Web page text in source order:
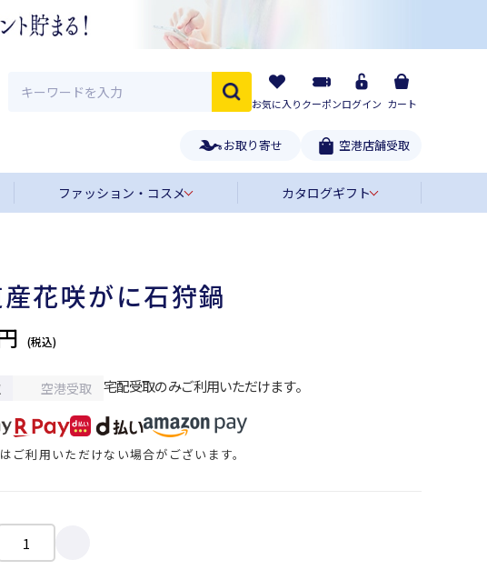
お気に入りクーポンログイン カート
お取り寄せ 空港店舗受取
ファッション・コスメ カタログギフト
花咲がに石狩鍋
空港受取 宅配受取のみご利用いただけます。
ご利用いただけない場合がございます。